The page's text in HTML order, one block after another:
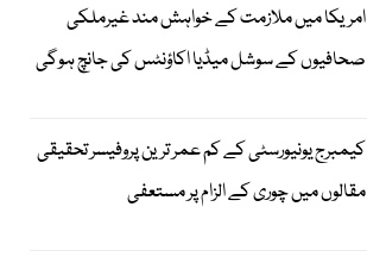
امریکا میں ملازمت کے خواہش مند غیرملکی
صحافیوں کے سوشل میڈیا اکاؤنٹس کی جانچ ہوگی
کیمبرج یونیورسٹی کے کم عمر ترین پروفیسر تحقیقی
مقالوں میں چوری کے الزام پر مستعفی